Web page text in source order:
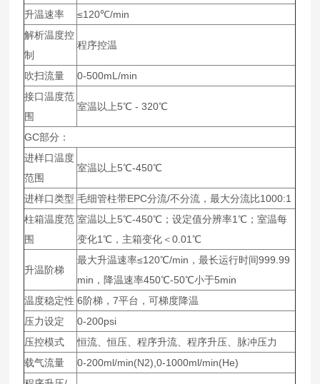
升温速率
≤120℃/min
解析温度控
制
程序控温
吹扫流量
0-500mL/min
接口温度范
围
室温以上5℃ - 320℃
GC部分：
进样口温度
范围
室温以上5℃-450℃
进样口类型 毛细管柱带EPC分流/不分流，最大分流比1000:1
柱箱温度范
围
室温以上5℃-450℃；设定值分辨率1℃；室温每
变化1℃，主箱变化＜0.01℃
升温阶梯
最大升温速率≤120℃/min，最长运行时间999.99
min，降温速率450℃-50℃小于5min
温度稳定性 6阶梯，7平台，可梯度降温
压力设定
0-200psi
压控模式
恒流、恒压、程序升流、程序升压、脉冲压力
载气流量
0-200ml/min(N2),0-1000ml/min(He)